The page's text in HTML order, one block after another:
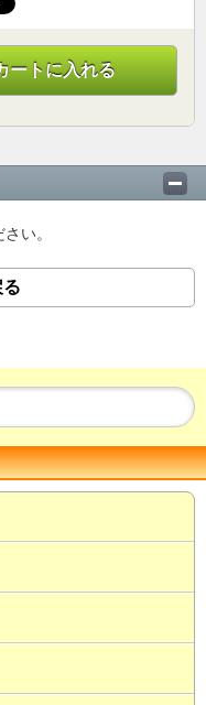
ートに入れる
い。